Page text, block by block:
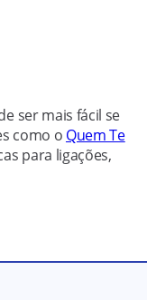
ser mais fácil se
como o Quem Te
para ligações,